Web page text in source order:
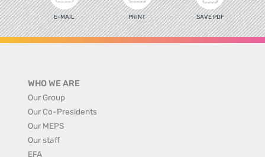
E-MAIL PRINT SAVE PDF
WHO WE ARE
Our Group
Our Co-Presidents
Our MEPS
Our staff
EFA